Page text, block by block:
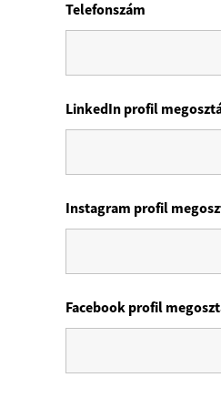
Telefonszám
LinkedIn profil
Instagram profil
Facebook profil